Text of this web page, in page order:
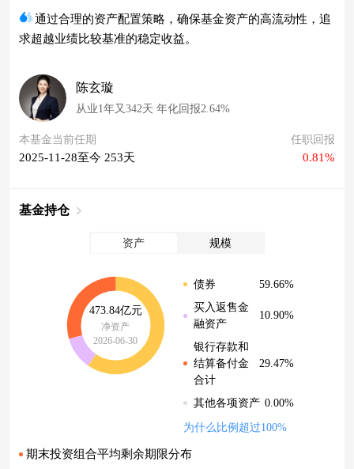
通过合理的资产配置策略，确保基金资产的高流动性，追
求超越业绩比较基准的稳定收益。
陈玄璇
从业1年又342天 年化回报2.64%
本基金当前任期
2025-11-28至今 253天
任职回报
0.81%
基金持仓
资产 规模
473.84亿元
净资产
2026-06-30
债券
59.66%
买入返售金
融资产
10.90%
银行存款和
结算备付金
合计
29.47%
其他各项资产 0.00%
为什么比例超过100%
期末投资组合平均剩余期限分布